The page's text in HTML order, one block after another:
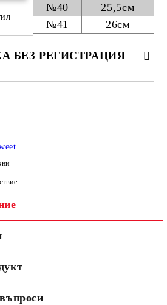
№40
25,5см
№41
26см
БЕЗ РЕГИСТРАЦИЯ
в рамките на работния ден.